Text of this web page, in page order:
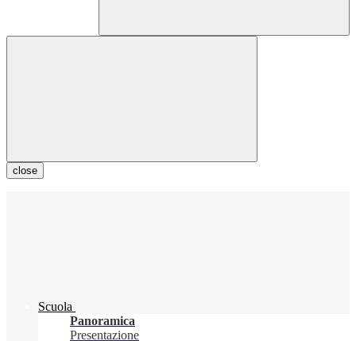
close
Scuola
Panoramica
Presentazione